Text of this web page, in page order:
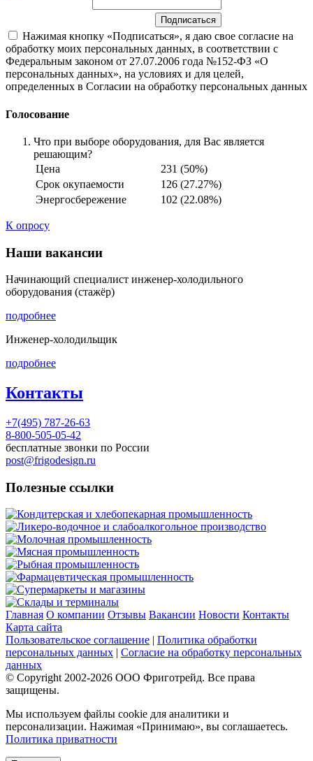
Нажимая кнопку «Подписаться», я даю свое согласие на
обработку моих персональных данных, в соответствии с
Федеральным законом от 27.07.2006 года №152-ФЗ «О
персональных данных», на условиях и для целей,
определенных в Согласии на обработку персональных данных
Голосование
Что при выборе оборудования, для Вас является
решающим?
Цена
231 (50%)
Срок окупаемости
126 (27.27%)
Энергосбережение
102 (22.08%)
К опросу
Наши вакансии
Начинающий специалист инженер-холодильного
оборудования (стажёр)
подробнее
Инженер-холодильщик
подробнее
Контакты
+7(495) 787-26-63
8-800-505-05-42
бесплатные звонки по России
post@frigodesign.ru
Полезные ссылки
Кондитерская и хлебопекарная промышленность
Ликеро-водочное и слабоалкогольное производство
Молочная промышленность
Мясная промышленность
Рыбная промышленность
Фармацевтическая промышленность
Супермаркеты и магазины
Склады и терминалы
Главная О компании Отзывы Вакансии Новости Контакты
Карта сайта
Пользовательское соглашение
Политика обработки
персональных данных
Согласие на обработку персональных
данных
© Copyright 2002-2026 ООО Фриготрейд. Все права
защищены.
Мы используем файлы cookie для аналитики и
персонализации. Нажимая «Принимаю», вы соглашаетесь.
Политика приватности